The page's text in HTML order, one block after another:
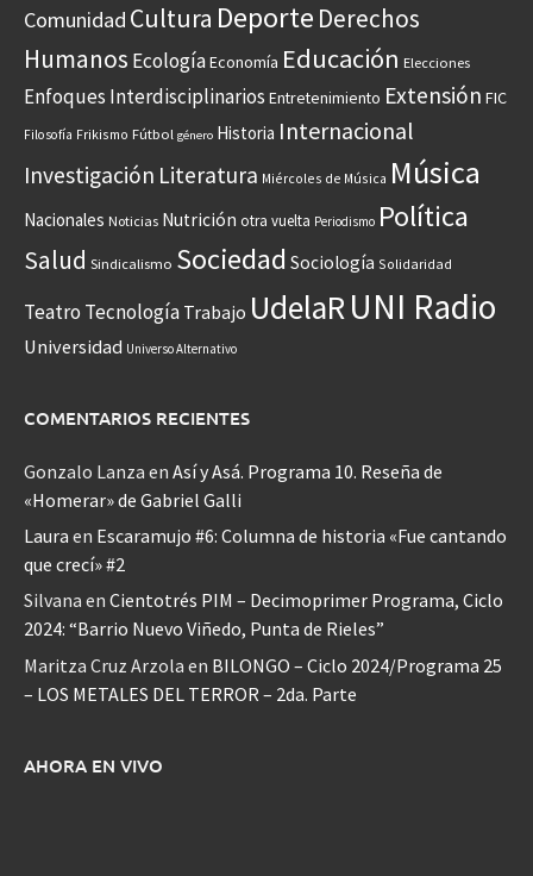
Comunidad Cultura Deporte Derechos
Humanos EcologíaEconomía Educación Elecciones
Enfoques Interdisciplinarios Entretenimiento Extensión FIC
Filosofía Frikismo Fútbol género Historia Internacional
Investigación Literatura Miércoles de Música Música
Nacionales Noticias Nutrición otra vuelta Periodismo Política
Salud Sindicalismo Sociedad Sociología Solidaridad
Teatro Tecnología Trabajo UdelaR UNI Radio
Universidad Universo Alternativo
COMENTARIOS RECIENTES
Gonzalo Lanza en Así y Asá. Programa 10. Reseña de
«Homerar» de Gabriel Galli
Laura en Escaramujo #6: Columna de historia «Fue cantando
que crecí» #2
Silvana en Cientotrés PIM – Decimoprimer Programa, Ciclo
2024: “Barrio Nuevo Viñedo, Punta de Rieles”
Maritza Cruz Arzola en BILONGO – Ciclo 2024/Programa 25
– LOS METALES DEL TERROR – 2da. Parte
AHORA EN VIVO